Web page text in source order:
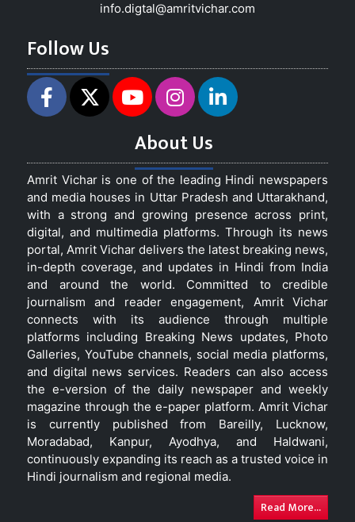
info.digtal@amritvichar.com
Follow Us
About Us
Amrit Vichar is one of the leading Hindi newspapers
and media houses in Uttar Pradesh and Uttarakhand,
with a strong and growing presence across print,
digital, and multimedia platforms. Through its news
portal, Amrit Vichar delivers the latest breaking news,
in-depth coverage, and updates in Hindi from India
and around the world. Committed to credible
journalism and reader engagement, Amrit Vichar
connects with its audience through multiple
platforms including Breaking News updates, Photo
Galleries, YouTube channels, social media platforms,
and digital news services. Readers can also access
the e-version of the daily newspaper and weekly
magazine through the e-paper platform. Amrit Vichar
is currently published from Bareilly, Lucknow,
Moradabad, Kanpur, Ayodhya, and Haldwani,
continuously expanding its reach as a trusted voice in
Hindi journalism and regional media.
Read More...